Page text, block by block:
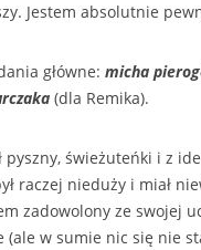
Jestem absolutnie
główne: micha
(dla Remika).
pyszny, świeżuteńki i z
raczej nieduży i miał
zadowolony ze swojej
w sumie nic się nie